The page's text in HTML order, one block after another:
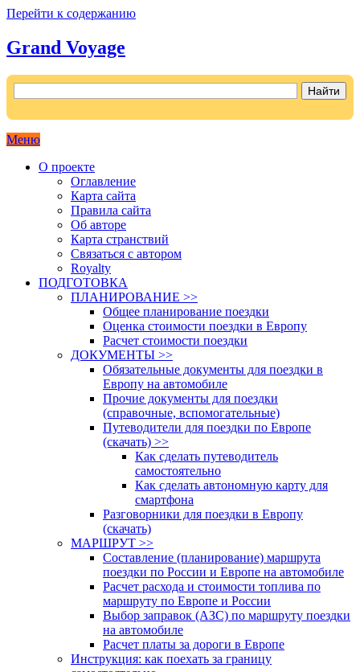
Перейти к содержанию
Grand Voyage
Меню
О проекте
Оглавление
Карта сайта
Правила сайта
Об авторе
Карта странствий
Связаться с автором
Royalty
ПОДГОТОВКА
ПЛАНИРОВАНИЕ >>
Общее планирование поездки
Оценка стоимости поездки в Европу
Расчет стоимости поездки
ДОКУМЕНТЫ >>
Обязательные документы для поездки в
Европу на автомобиле
Прочие документы для поездки
(справочные, вспомогательные)
Путеводители для поездки по Европе
(скачать) >>
Как сделать путеводитель
самостоятельно
Как сделать автономную карту для
смартфона
Разговорники для поездки в Европу
(скачать)
МАРШРУТ >>
Составление (планирование) маршрута
поездки по России и Европе на автомобиле
Расчет расхода и стоимости топлива по
маршруту по Европе и России
Выбор заправок (АЗС) по маршруту поездки
на автомобиле
Расчет платы за дороги в Европе
Инструкция: как поехать за границу